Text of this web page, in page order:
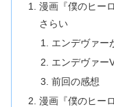
漫画『僕のヒー
さらい
エンデヴァー
エンデヴァー
前回の感想
漫画『僕のヒー